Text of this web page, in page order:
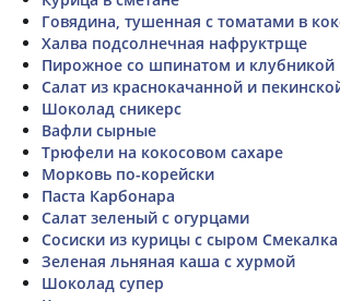
Говядина, тушенная с томатами в
Халва подсолнечная нафруктрще
Пирожное со шпинатом и клубникой
Салат из краснокачанной и
Шоколад сникерс
Вафли сырные
Трюфели на кокосовом сахаре
Морковь по-корейски
Паста Карбонара
Салат зеленый с огурцами
Сосиски из курицы с сыром
Зеленая льняная каша с хурмой
Шоколад супер